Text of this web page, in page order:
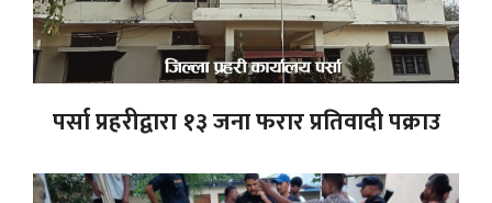
पर्सा प्रहरीद्वारा १३ जना फरार प्रतिवादी पक्राउ